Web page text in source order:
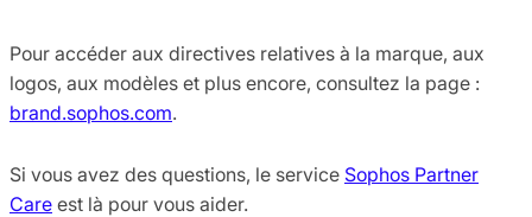
Pour accéder aux directives relatives à la marque, aux
logos, aux modèles et plus encore, consultez la page :
brand.sophos.com.
Si vous avez des questions, le service Sophos Partner
Care est là pour vous aider.